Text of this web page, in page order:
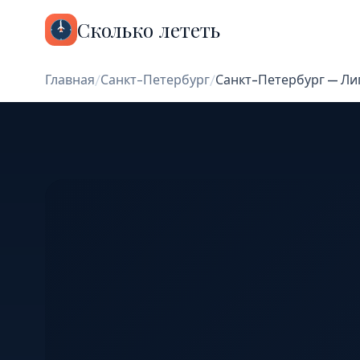
Сколько лететь
Главная/Санкт-Петербург/Санкт-Петербург —